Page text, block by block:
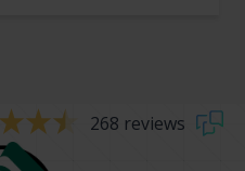
268 reviews